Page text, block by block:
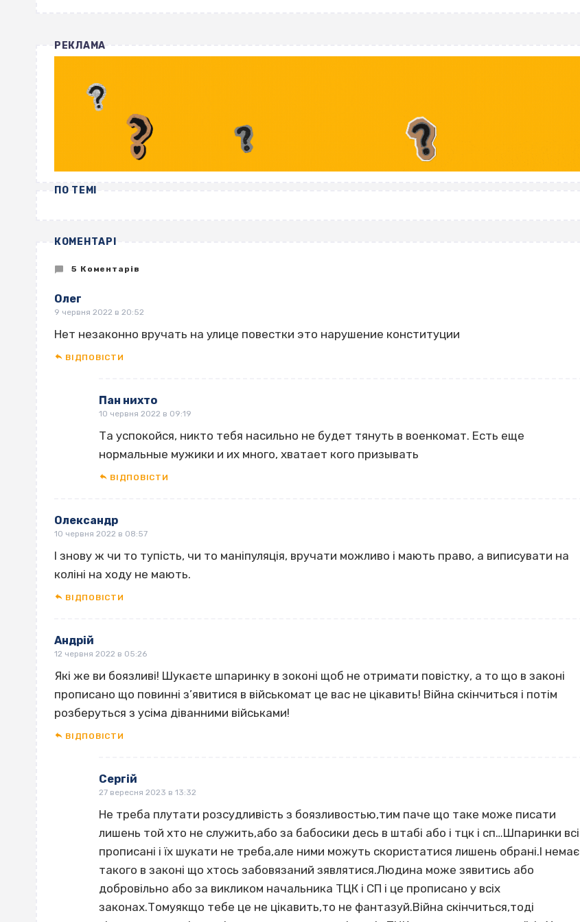
РЕКЛАМА
ПО ТЕМІ
КОМЕНТАРІ
5 Коментарів
Олег
9 червня 2022 в 20:52
Нет незаконно вручать на улице повестки это нарушение конституции
ВІДПОВІCТИ
Пан нихто
10 червня 2022 в 09:19
Та успокойся, никто тебя насильно не будет тянуть в военкомат. Есть еще
нормальные мужики и их много, хватает кого призывать
ВІДПОВІCТИ
Олександр
10 червня 2022 в 08:57
І знову ж чи то тупість, чи то маніпуляція, вручати можливо і мають право, а виписувати на
коліні на ходу не мають.
ВІДПОВІCТИ
Андрій
12 червня 2022 в 05:26
Які же ви боязливі! Шукаєте шпаринку в зоконі щоб не отримати повістку, а то що в законі
прописано що повинні з’явитися в військомат це вас не цікавить! Війна скінчиться і потім
розберуться з усіма діванними військами!
ВІДПОВІCТИ
Сергій
27 вересня 2023 в 13:32
Не треба плутати розсудливість з боязливостью,тим паче що таке може писати
лишень той хто не служить,або за бабосики десь в штабі або і тцк і сп…Шпаринки всі
прописані і їх шукати не треба,але ними можуть скористатися лишень обрані.І немає
такого в законі що хтось забовязаний зявлятися.Людина може зявитись або
добровільно або за викликом начальника ТЦК і СП і це прописано у всіх
законах.Томуякщо тебе це не цікавить,то не фантазуй.Війна скінчиться,тоді